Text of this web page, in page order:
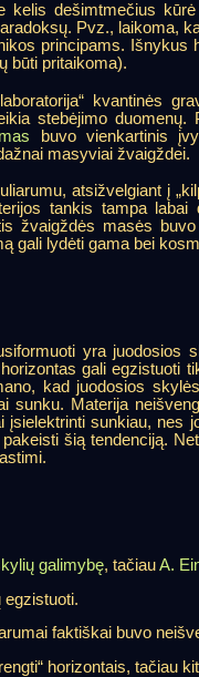
kelis dešimtmečius
Pvz., laikoma,
principams.
būti pritaikoma).
kvantinės
stebėjimo
buvo vienkartinis
masyviai žvaigždei.
atsižvelgiant į
tankis tampa labai
žvaigždės masės
gali lydėti gama bei
yra
gali egzistuoti
kad juodosios
sunku. Materija
sunkiau, nes
šią tendenciją.
galimybę, tačiauA.
egzistuoti.
faktiškai buvo
horizontais, tačiau